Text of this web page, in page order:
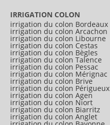
IRRIGATION COLON
irrigation du colon Bordeaux
irrigation du colon Arcachon
irrigation du colon Libourne
irrigation du colon Cestas
irrigation du colon Bègles
irrigation du colon Talence
irrigation du colon Pessac
irrigation du colon Mérignac
irrigation du colon Brive
irrigation du colon Périgueux
irrigation du colon Agen
irrigation du colon Niort
irrigation du colon Biarritz
irrigation du colon Anglet